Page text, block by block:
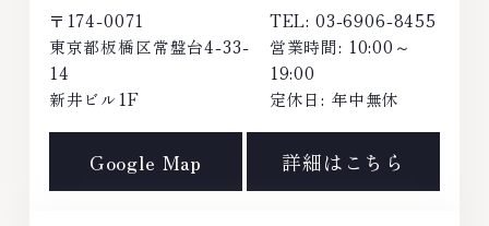
〒174-0071
東京都板橋区常盤台4-33-
14
新井ビル1F
TEL: 03-6906-8455
営業時間: 10:00～
19:00
定休日: 年中無休
Google Map 詳細はこちら